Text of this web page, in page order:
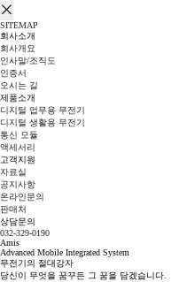
SITEMAP
회사소개
회사개요
인사말/조직도
인증서
오시는 길
제품소개
디지털 업무용 무전기
디지털 생활용 무전기
통신 모듈
액세서리
고객지원
자료실
공지사항
온라인문의
판매처
상담문의
032-329-0190
Amis
Advanced Mobile Integrated System
무전기의 절대강자
당신이 무엇을 꿈꾸든 그 꿈을 담겠습니다.